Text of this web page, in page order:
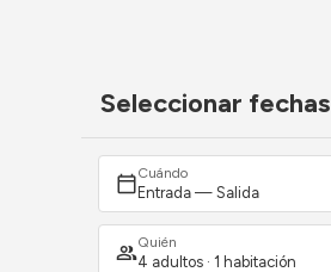
Seleccionar fechas
Cuándo
Entrada — Salida
Quién
4 adultos · 1 habitación